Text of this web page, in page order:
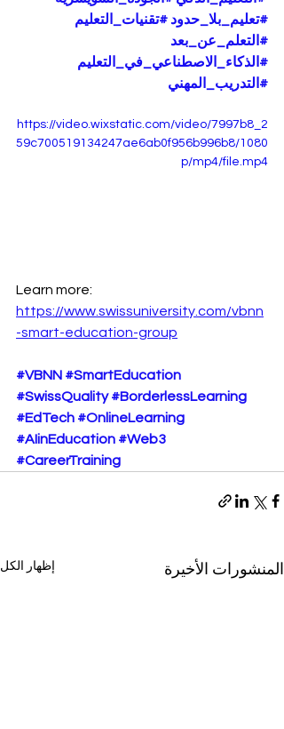
#تعليم_بلا_حدود #تقنيات_التعليم
#التعلم_عن_بعد
#الذكاء_الاصطناعي_في_التعليم
#التدريب_المهني
https://video.wixstatic.com/video/7997b8_2
59c700519134247ae6ab0f956b996b8/1080
p/mp4/file.mp4
Learn more:
https://www.swissuniversity.com/vbnn
-smart-education-group
#VBNN #SmartEducation
#SwissQuality #BorderlessLearning
#EdTech #OnlineLearning
#AIinEducation #Web3
#CareerTraining
المنشورات الأخيرة إظهار الكل